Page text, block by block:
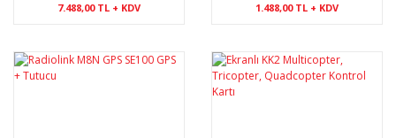
7.488,00 TL + KDV 1.488,00 TL + KDV